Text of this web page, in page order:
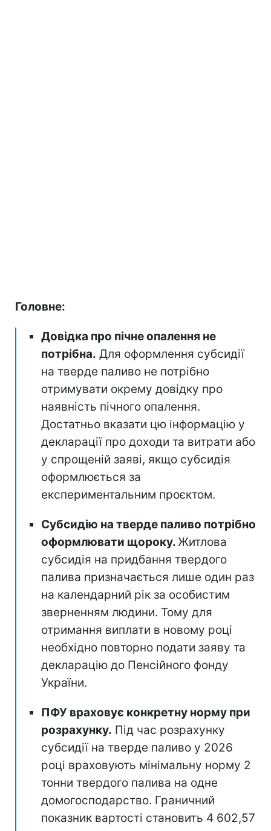
Головне:
Довідка про пічне опалення не
потрібна. Для оформлення субсидії
на тверде паливо не потрібно
отримувати окрему довідку про
наявність пічного опалення.
Достатньо вказати цю інформацію у
декларації про доходи та витрати або
у спрощеній заяві, якщо субсидія
оформлюється за
експериментальним проєктом.
Субсидію на тверде паливо потрібно
оформлювати щороку. Житлова
субсидія на придбання твердого
палива призначається лише один раз
на календарний рік за особистим
зверненням людини. Тому для
отримання виплати в новому році
необхідно повторно подати заяву та
декларацію до Пенсійного фонду
України.
ПФУ враховує конкретну норму при
розрахунку. Під час розрахунку
субсидії на тверде паливо у 2026
році враховують мінімальну норму 2
тонни твердого палива на одне
домогосподарство. Граничний
показник вартості становить 4 602,57